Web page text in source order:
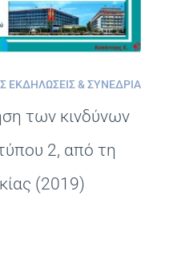
ΕΚΔΗΛΏΣΕΙΣ & ΣΥΝΈΔΡΙΑ
των κινδύνων
2, από τη
(2019)